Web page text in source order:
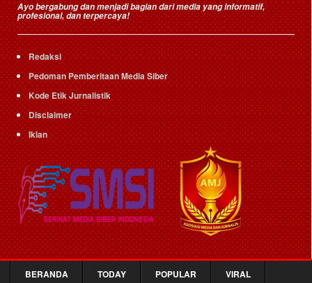
Ayo bergabung dan menjadi bagian dari media yang informatif,
profesional, dan terpercaya!
Redaksi
Pedoman Pemberitaan Media Siber
Kode Etik Jurnalistik
Disclaimer
Iklan
BERANDA TODAY POPULAR VIRAL